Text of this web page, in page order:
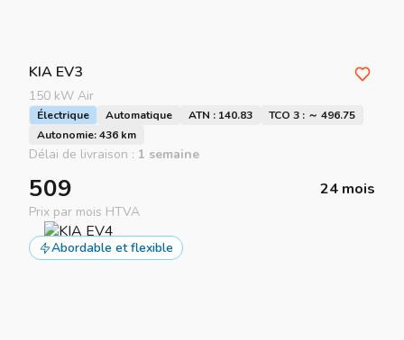
KIA EV3
150 kW Air
Électrique Automatique ATN : 140.83
TCO 3 : ～ 496.75
Autonomie: 436 km
Délai de livraison : 1 semaine
509 24 mois
Prix par mois HTVA
Abordable et flexible